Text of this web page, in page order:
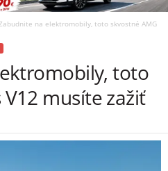
na elektromobily, toto skvostné AMG
toto
musíte zažiť